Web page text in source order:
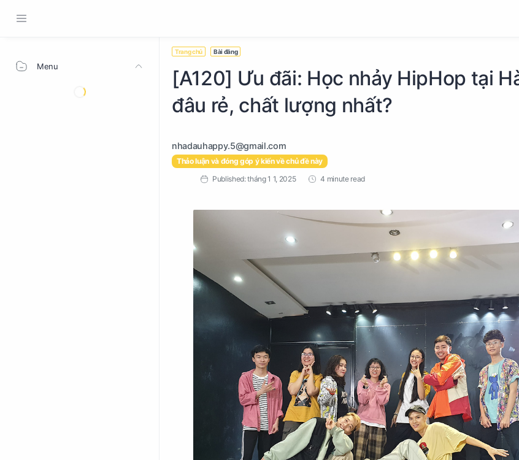
Menu
Trang chủ Bài đăng
[A120] Ưu đãi: Học nhảy HipHop tại
đâu rẻ, chất lượng nhất?
Thảo luận và đóng góp ý kiến về chủ đề này
4 minute read